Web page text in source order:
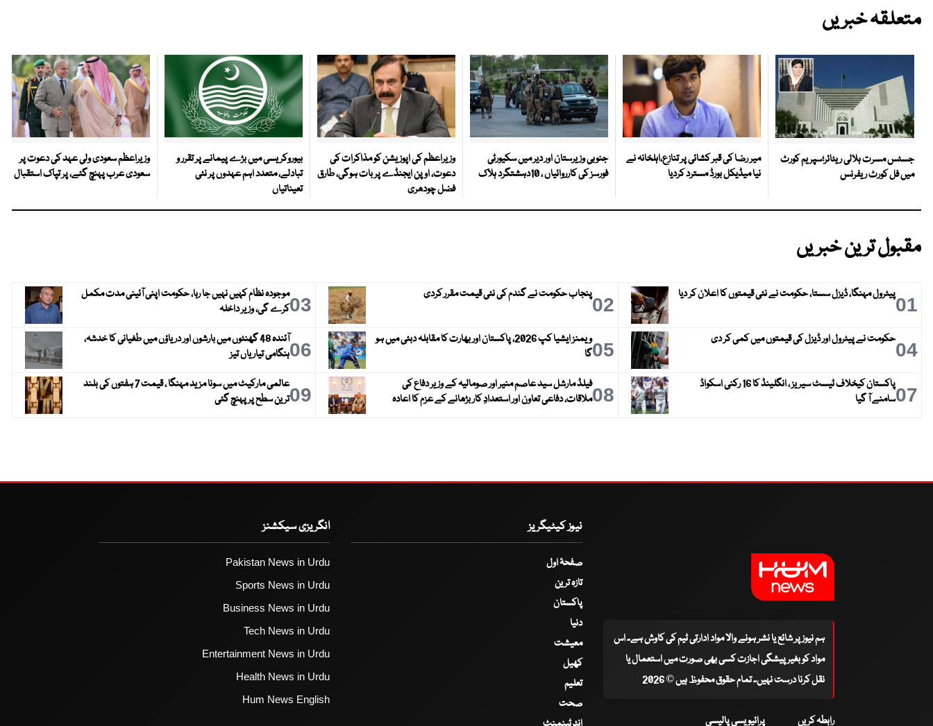
متعلقہ خبریں
جسٹس مسرت ہلالی ریٹائر؛سپریم کورٹ
میں فل کورٹ ریفرنس
میر رضا کی قبر کشائی پر تنازع،اہلخانہ نے
نیا میڈیکل بورڈ مسترد کردیا
جنوبی وزیرستان اور دیر میں سکیورٹی
فورسز کی کارروائیاں ، 10دہشتگرد ہلاک
وزیراعظم کی اپوزیشن کو مذاکرات کی
دعوت، اوپن ایجنڈے پر بات ہوگی، طارق
فضل چودھری
بیوروکریسی میں بڑے پیمانے پر تقرر و
تبادلے، متعدد اہم عہدوں پر نئی
تعیناتیاں
وزیراعظم سعودی ولی عہد کی دعوت پر
سعودی عرب پہنچ گئے، پر تپاک استقبال
مقبول ترین خبریں
01پیٹرول مہنگا، ڈیزل سستا، حکومت نے نئی قیمتوں کا اعلان کر دیا 02پنجاب حکومت نے گندم کی نئی قیمت مقرر کردی 03موجودہ نظام کہیں نہیں جا رہا، حکومت اپنی آئینی مدت مکمل
کرے گی، وزیر داخلہ
04حکومت نے پیٹرول اور ڈیزل کی قیمتوں میں کمی کر دی 05
ویمنز ایشیا کپ 2026، پاکستان اور بھارت کا مقابلہ دبئی میں ہو
گا
06
آئندہ 48 گھنٹوں میں بارشوں اور دریاؤں میں طغیانی کا خدشہ،
ہنگامی تیاریاں تیز
07
پاکستان کیخلاف ٹیسٹ سیریز ، انگلینڈ کا 16 رکنی اسکواڈ
سامنے آ گیا
08فیلڈ مارشل سید عاصم منیر اور صومالیہ کے وزیر دفاع کی
ملاقات، دفاعی تعاون اور استعدادِ کار بڑھانے کے عزم کا اعادہ
09
عالمی مارکیٹ میں سونا مزید مہنگا ، قیمت 7 ہفتوں کی بلند
ترین سطح پر پہنچ گئی
ہم نیوز پر شائع یا نشر ہونے والا مواد ادارتی ٹیم کی کاوش ہے۔ اس
مواد کو بغیر پیشگی اجازت کسی بھی صورت میں استعمال یا
نقل کرنا درست نہیں۔ تمام حقوق محفوظ ہیں © 2026
رابطہ کریں پرائیویسی پالیسی
نیوز کیٹیگریز
صفحۂ اول
تازہ ترین
پاکستان
دنیا
معیشت
کھیل
تعلیم
صحت
انگریزی سیکشنز
Pakistan News in Urdu
Sports News in Urdu
Business News in Urdu
Tech News in Urdu
Entertainment News in Urdu
Health News in Urdu
Hum News English